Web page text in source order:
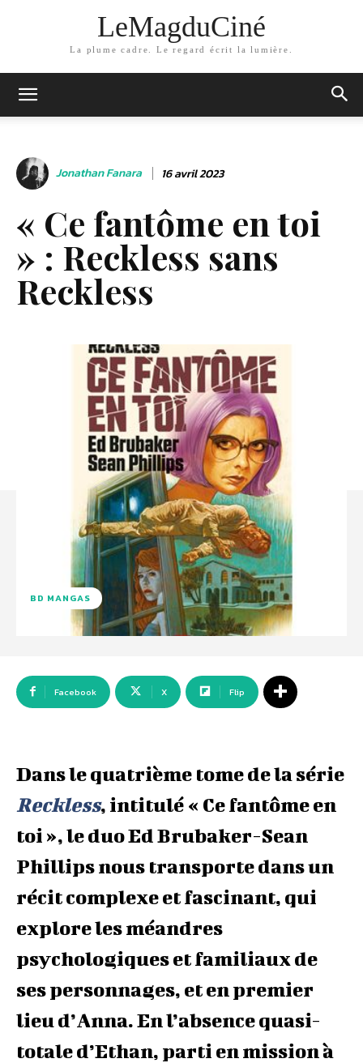
LeMagduCiné
La plume cadre. Le regard écrit la lumière.
Jonathan Fanara 16 avril 2023
« Ce fantôme en toi
» : Reckless sans
Reckless
BD MANGAS
Facebook X Flip
Dans le quatrième tome de la série
Reckless, intitulé « Ce fantôme en
toi », le duo Ed Brubaker-Sean
Phillips nous transporte dans un
récit complexe et fascinant, qui
explore les méandres
psychologiques et familiaux de
ses personnages, et en premier
lieu d’Anna. En l’absence quasi-
totale d’Ethan, parti en mission à